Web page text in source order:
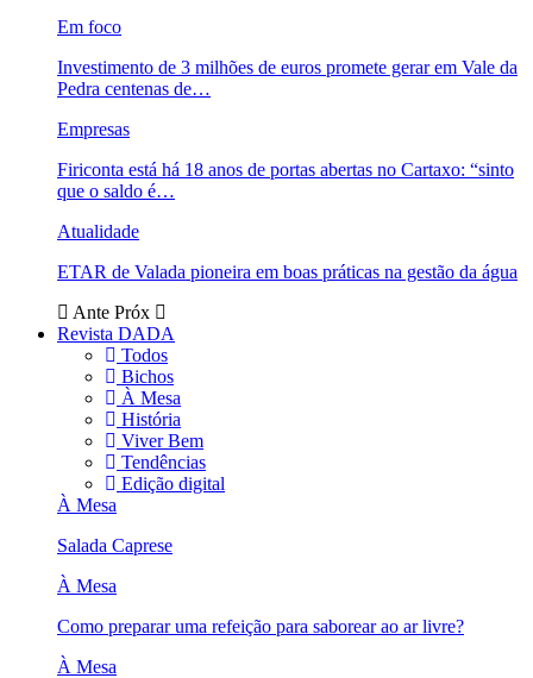
Em foco
Investimento de 3 milhões de euros promete gerar em Vale da
Pedra centenas de…
Empresas
Firiconta está há 18 anos de portas abertas no Cartaxo: “sinto
que o saldo é…
Atualidade
ETAR de Valada pioneira em boas práticas na gestão da água
Ante Próx
Revista DADA
Todos
Bichos
À Mesa
História
Viver Bem
Tendências
Edição digital
À Mesa
Salada Caprese
À Mesa
Como preparar uma refeição para saborear ao ar livre?
À Mesa